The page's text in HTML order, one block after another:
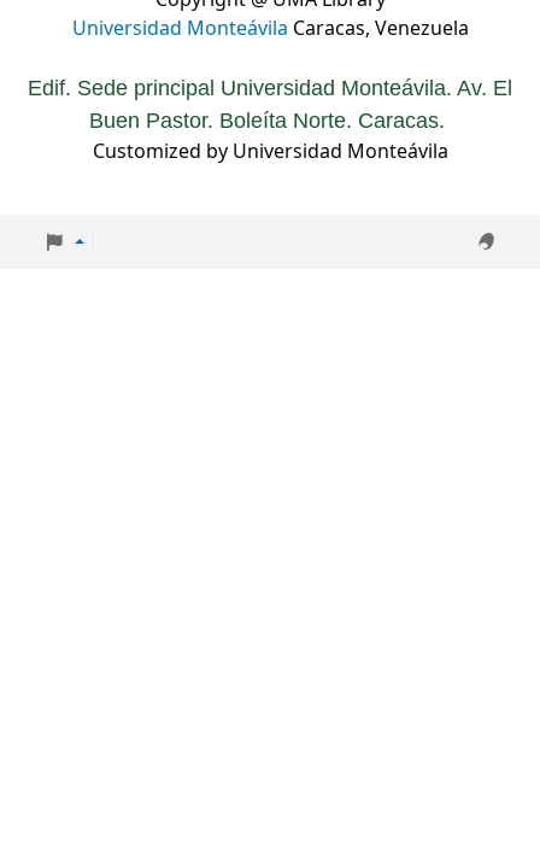
Universidad Monteávila Caracas, Venezuela
Edif. Sede principal Universidad Monteávila. Av. El
Buen Pastor. Boleíta Norte. Caracas.
Customized by Universidad Monteávila